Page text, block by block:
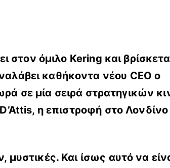
στον όμιλο Kering και
καθήκοντα νέου CEO ο
σε μία σειρά στρατηγικών
η επιστροφή στο Λονδίνο
Και ίσως αυτό να